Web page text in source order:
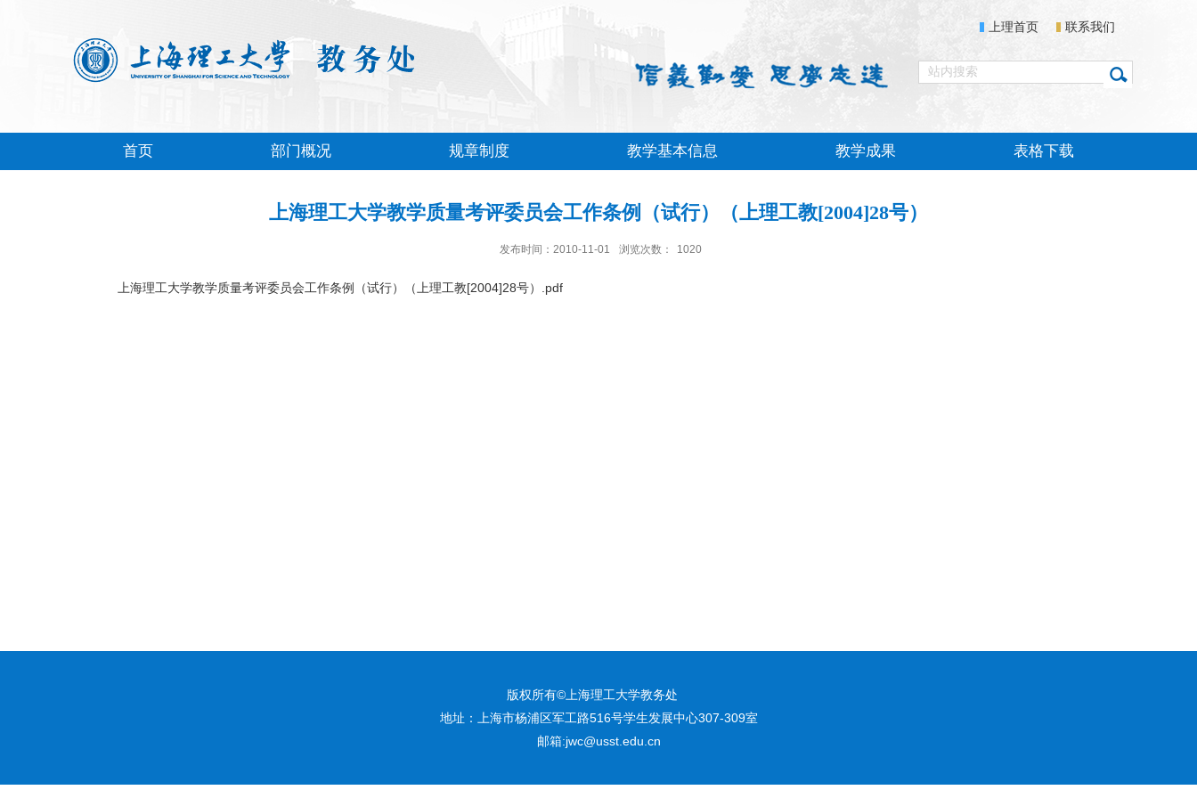
上理首页 联系我们
首页 部门概况 规章制度 教学基本信息 教学成果 表格下载
上海理工大学教学质量考评委员会工作条例（试行）（上理工教[2004]28号）
发布时间：2010-11-01 浏览次数： 1020
上海理工大学教学质量考评委员会工作条例（试行）（上理工教[2004]28号）.pdf
版权所有©上海理工大学教务处
地址：上海市杨浦区军工路516号学生发展中心307-309室
邮箱:jwc@usst.edu.cn